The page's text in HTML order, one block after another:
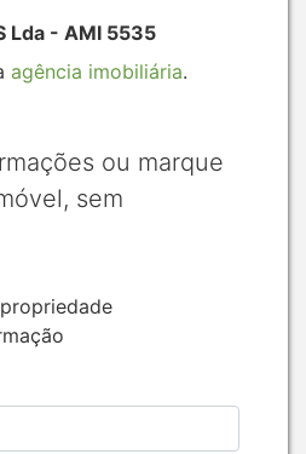
Lda - AMI 5535
agência imobiliária.
ou marque
sem